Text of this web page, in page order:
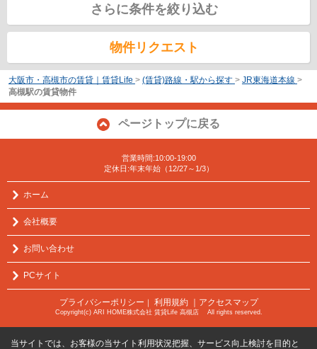
さらに条件を絞り込む
物件リクエスト
大阪市・高槻市の賃貸｜賃貸Life > (賃貸)路線・駅から探す > JR東海道本線 >
高槻駅の賃貸物件
ページトップに戻る
営業時間:10:00-19:00
定休日:年末年始（12/27～1/3）
ホーム
会社概要
お問い合わせ
PCサイト
プライバシーポリシー ｜ 利用規約 ｜アクセスマップ
Copyright(c) ARI HOME株式会社 賃貸Life 高槻店 All rights reserved.
当サイトでは、お客様の当サイト利用状況把握、サービス向上検討を目的と